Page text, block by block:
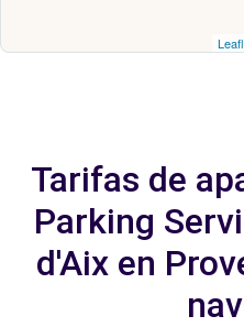
Tarifas de
Parking
d'Aix en